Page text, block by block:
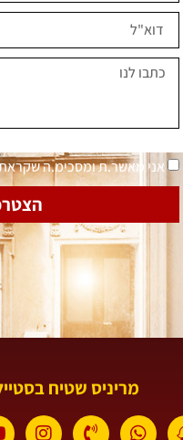
אני מאשר.ת ומסכימ.ה
מריניס שטיח